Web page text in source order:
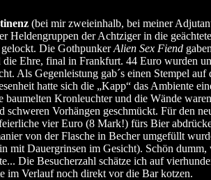
(bei mir zweieinhalb, bei meiner
Heldengruppen der Achtziger in die
gelockt. Die GothpunkerAlien Sex Fiend
die Ehre, final in Frankfurt. 44 Euro wurden
Als Gegenleistung gab´s einen Stempel auf
hatte sich die „Kapp“ das Ambiente
baumelten Kronleuchter und die Wände
schweren Vorhängen geschmückt. Für den
vier Euro (8 Mark!) fürs Bier
von der Flasche in Becher umgefüllt
mit Dauergrinsen im Gesicht). Schön dumm,
Die Besucherzahl schätze ich auf
im Verlauf noch direkt vor die Bar kotzen.